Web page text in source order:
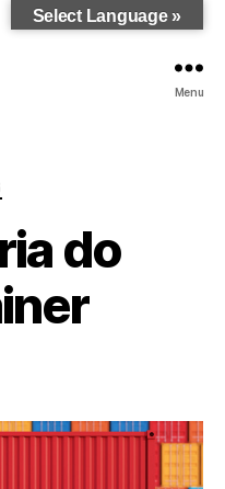
Menu
do
Select Language »